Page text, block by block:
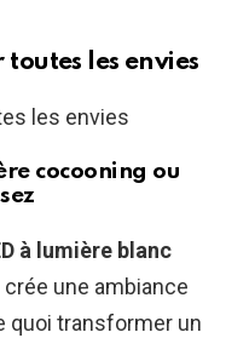
les envies
cocooning ou
à lumière blanc
une ambiance
quoi transformer un